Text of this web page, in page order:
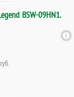
BSW-09HN1.